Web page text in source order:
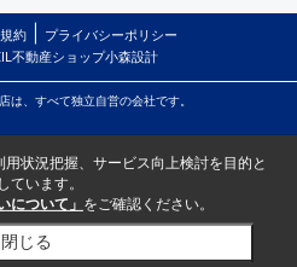
約
プライバシーポリシー
不動産ショップ小森設計
は、すべて独立自営の会社です。
状況把握、サービス向上検討を目的と
います。
について」 をご確認ください。
閉じる